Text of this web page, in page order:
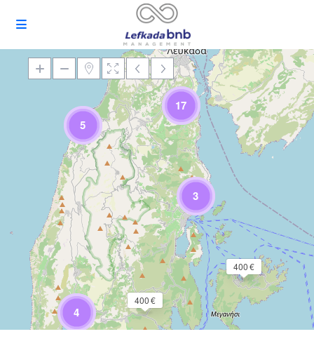
Încărcare Hartă
4
400 €
400 €
3
17
5